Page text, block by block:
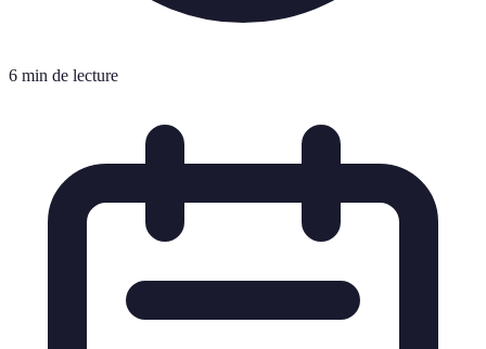
6 min de lecture